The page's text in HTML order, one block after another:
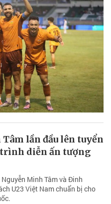
lần đầu lên tuyển
trình diễn ấn tượng
Minh Tâm và Đinh
U23 Việt Nam chuẩn bị cho